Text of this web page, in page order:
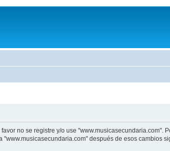
no se registre y/o use "www.musicasecundaria.com".
después de esos cambios